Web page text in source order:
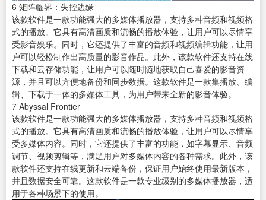
6 矩阵临界：失控边缘
该款软件是一款功能强大的多媒体播放器，支持多种音频和视频格
式的播放。它具有高清画质和流畅的播放体验，让用户可以尽情享
受影音娱乐。同时，它还提供了丰富的音频和视频编辑功能，让用
户可以轻松制作出高质量的影音作品。此外，该款软件还支持在线
下载和云存储功能，让用户可以随时随地获取自己喜爱的影音资
源，并且可以方便地备份和同步数据。这款软件是一款集播放、编
辑、下载于一体的多媒体工具，为用户带来全新的影音体验。
7 Abyssal Frontier
该款软件是一款功能强大的多媒体播放器，支持多种音频和视频格
式的播放。它具有高清画质和流畅的播放体验，让用户可以尽情享
受多媒体内容。同时，它还提供了丰富的功能，如字幕显示、音频
调节、 视频剪辑等，满足用户对多媒体内容的各种需求。此外，该
款软件还支持在线更新和云端备份，保证用户始终使用最新版本，
并且数据安全可靠。这款软件是一款专业级别的多媒体播放器，适
用于各种场景下的使用。